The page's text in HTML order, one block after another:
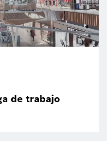
de trabajo